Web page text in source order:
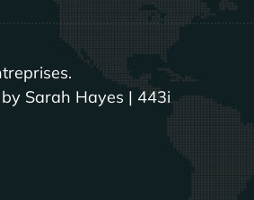
Sarah Hayes | 443i